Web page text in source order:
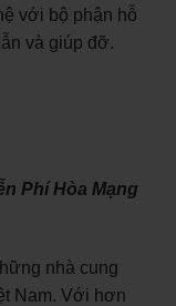
với bộ phận hỗ
và giúp đỡ.
Phí Hòa Mạng
nhà cung
Nam. Với hơn